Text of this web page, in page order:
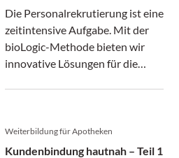
Unterstützung durch die
bioLogic-Methode bei der
Optimierung der
Personalbeschaffung und
Teamentwicklung in Apotheken
Die Personalrekrutierung ist eine
zeitintensive Aufgabe. Mit der
bioLogic-Methode bieten wir
innovative Lösungen für die
Weiterbildung für Apotheken
Kundenbindung hautnah – Teil 1